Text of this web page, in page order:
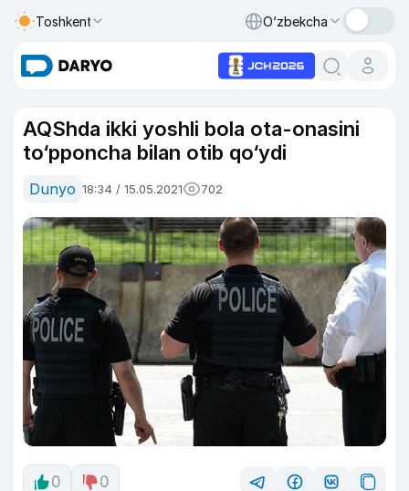
Toshkent O‘zbekcha
AQShda ikki yoshli bola ota-onasini
to‘pponcha bilan otib qo‘ydi
Dunyo 18:34 / 15.05.2021 702
0 0